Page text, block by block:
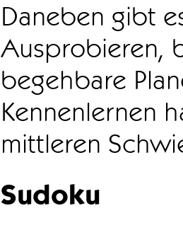
Daneben gibt
Ausprobieren,
begehbare
Kennenlernen
mittleren
Sudoku